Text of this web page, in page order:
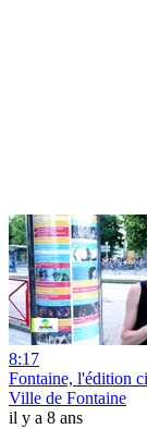
8:17
Fontaine, l'édition
Ville de Fontaine
il y a 8 ans